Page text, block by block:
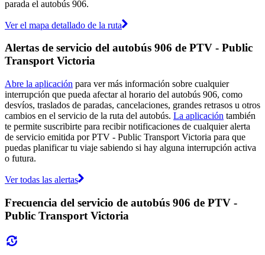
parada el autobús 906.
Ver el mapa detallado de la ruta
Alertas de servicio del autobús 906 de PTV - Public
Transport Victoria
Abre la aplicación para ver más información sobre cualquier
interrupción que pueda afectar al horario del autobús 906, como
desvíos, traslados de paradas, cancelaciones, grandes retrasos u otros
cambios en el servicio de la ruta del autobús. La aplicación también
te permite suscribirte para recibir notificaciones de cualquier alerta
de servicio emitida por PTV - Public Transport Victoria para que
puedas planificar tu viaje sabiendo si hay alguna interrupción activa
o futura.
Ver todas las alertas
Frecuencia del servicio de autobús 906 de PTV -
Public Transport Victoria